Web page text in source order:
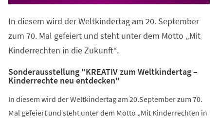
In diesem wird der Weltkindertag am 20. September
zum 70. Mal gefeiert und steht unter dem Motto „Mit
Kinderrechten in die Zukunft“.
Sonderausstellung "KREATIV zum Weltkindertag –
Kinderrechte neu entdecken"
In diesem wird der Weltkindertag am 20.September zum 70.
Mal gefeiert und steht unter dem Motto „Mit Kinderrechten in